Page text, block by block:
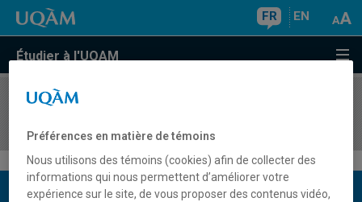
FR EN
Étudier à l'UQAM
COURS//
Description du cours
Préférences en matière de témoins
Nous utilisons des témoins (cookies) afin de collecter des
informations qui nous permettent d’améliorer votre
expérience sur le site, de vous proposer des contenus vidéo,